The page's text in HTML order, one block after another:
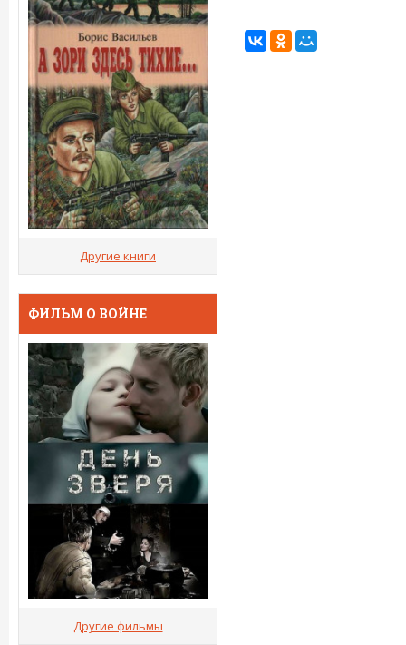
Другие книги
ФИЛЬМ О ВОЙНЕ
Другие фильмы